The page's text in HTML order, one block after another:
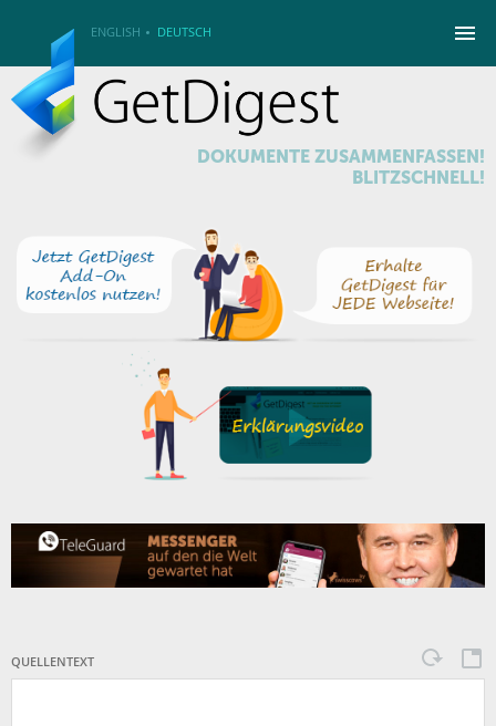
ENGLISH DEUTSCH
DOKUMENTE ZUSAMMENFASSEN!
BLITZSCHNELL!
QUELLENTEXT